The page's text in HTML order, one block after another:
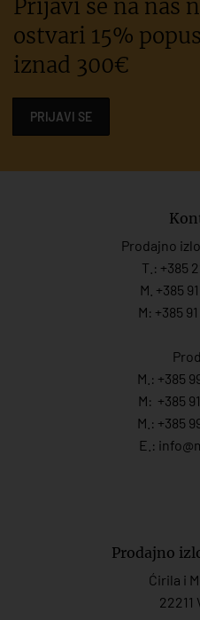
Prijavi se na naš
ostvari 15%
iznad 300€
PRIJAVI SE
Prodajno
T.: +385
M. +385
M: +385
M.: +385
M: +385
M.: +385
E.:
Prodajno
Ćirila i
22211